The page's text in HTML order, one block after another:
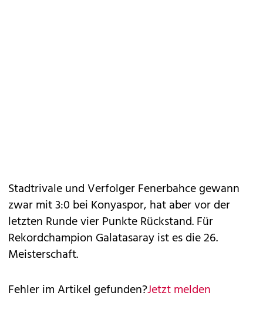
Stadtrivale und Verfolger Fenerbahce gewann
zwar mit 3:0 bei Konyaspor, hat aber vor der
letzten Runde vier Punkte Rückstand. Für
Rekordchampion Galatasaray ist es die 26.
Meisterschaft.
Fehler im Artikel gefunden?Jetzt melden